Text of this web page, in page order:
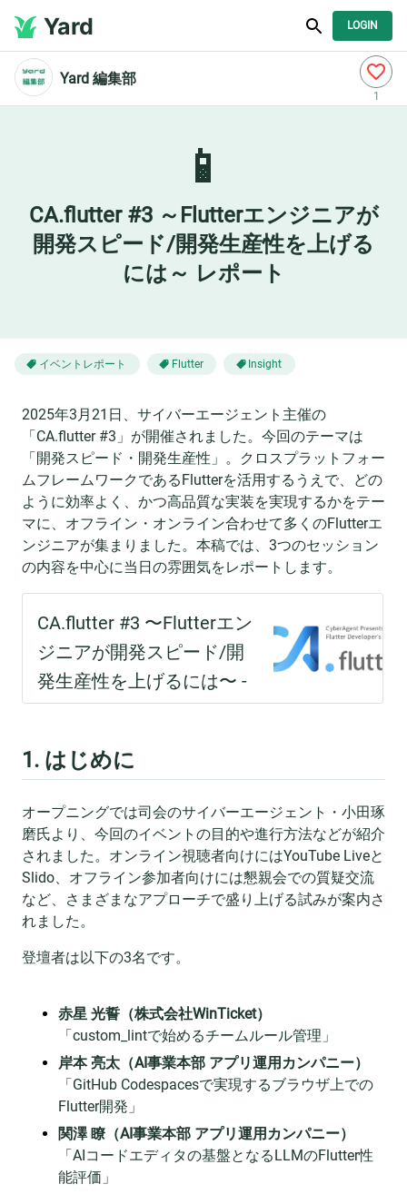
Yard LOGIN
Yard 編集部
1
📱
CA.flutter #3 ～Flutterエンジニアが
開発スピード/開発生産性を上げる
には～ レポート
イベントレポート Flutter Insight
2025年3月21日、サイバーエージェント主催の
「CA.flutter #3」が開催されました。今回のテーマは
「開発スピード・開発生産性」。クロスプラットフォー
ムフレームワークであるFlutterを活用するうえで、どの
ように効率よく、かつ高品質な実装を実現するかをテー
マに、オフライン・オンライン合わせて多くのFlutterエ
ンジニアが集まりました。本稿では、3つのセッション
の内容を中心に当日の雰囲気をレポートします。
1. はじめに
オープニングでは司会のサイバーエージェント・小田琢
磨氏より、今回のイベントの目的や進行方法などが紹介
されました。オンライン視聴者向けにはYouTube Liveと
Slido、オフライン参加者向けには懇親会での質疑交流
など、さまざまなアプローチで盛り上げる試みが案内さ
れました。
登壇者は以下の3名です。
赤星 光誓（株式会社WinTicket）
「custom_lintで始めるチームルール管理」
岸本 亮太（AI事業本部 アプリ運用カンパニー）
「GitHub Codespacesで実現するブラウザ上での
Flutter開発」
関澤 瞭（AI事業本部 アプリ運用カンパニー）
「AIコードエディタの基盤となるLLMのFlutter性
能評価」